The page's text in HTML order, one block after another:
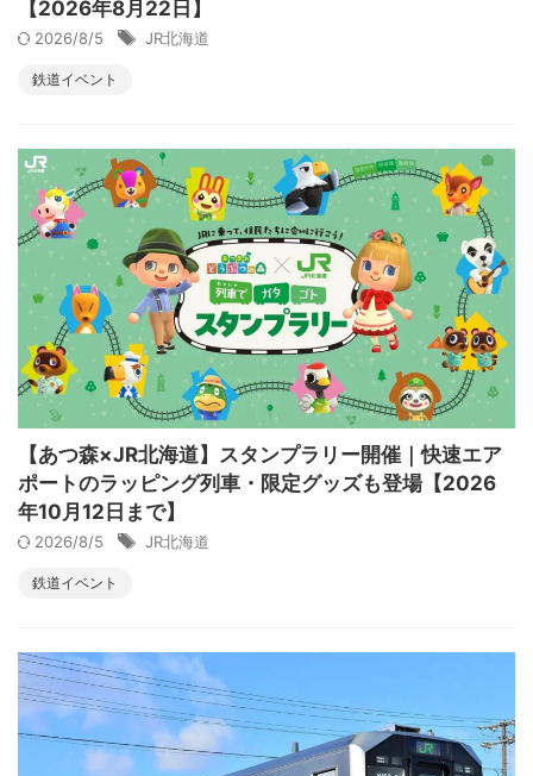
【2026年8月22日】
2026/8/5 JR北海道
鉄道イベント
【あつ森×JR北海道】スタンプラリー開催｜快速エア
ポートのラッピング列車・限定グッズも登場【2026
年10月12日まで】
2026/8/5 JR北海道
鉄道イベント